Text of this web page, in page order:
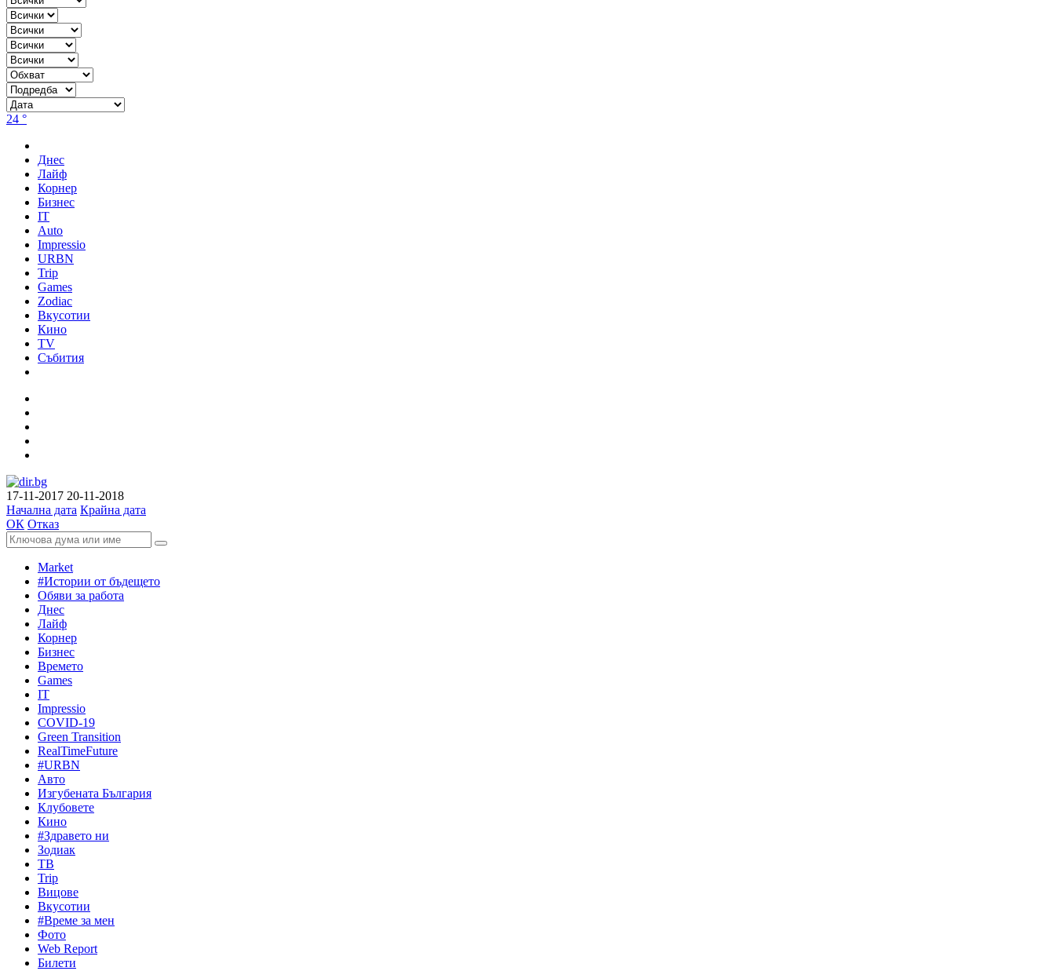
24 °
Днес
Лайф
Корнер
Бизнес
IT
Auto
Impressio
URBN
Trip
Games
Zodiac
Вкусотии
Кино
TV
Събития
17-11-2017 20-11-2018
Начална дата Крайна дата
ОК Отказ
Market
#Истории от бъдещето
Обяви за работа
Днес
Лайф
Корнер
Бизнес
Времето
Games
IT
Impressio
COVID-19
Green Transition
RealTimeFuture
#URBN
Авто
Изгубената България
Клубовете
Кино
#Здравето ни
Зодиак
ТВ
Trip
Вицове
Вкусотии
#Време за мен
Фото
Web Report
Билети